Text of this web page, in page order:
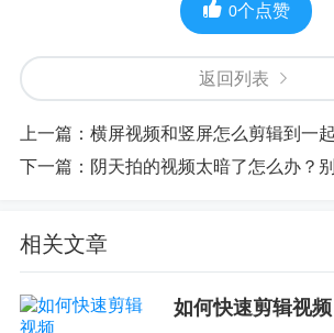
0个点赞
返回列表
上一篇： 横屏视频和竖屏怎么剪辑到一起？5个
下一篇： 阴天拍的视频太暗了怎么办？别删！一
相关文章
如何快速剪辑视频